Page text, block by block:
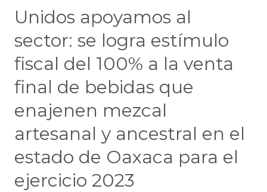
Unidos apoyamos al
sector: se logra estímulo
fiscal del 100% a la venta
final de bebidas que
enajenen mezcal
artesanal y ancestral en el
estado de Oaxaca para el
ejercicio 2023